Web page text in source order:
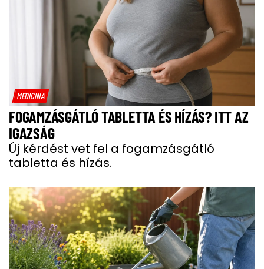
MEDICINA
FOGAMZÁSGÁTLÓ TABLETTA ÉS HÍZÁS? ITT AZ
IGAZSÁG
Új kérdést vet fel a fogamzásgátló
tabletta és hízás.